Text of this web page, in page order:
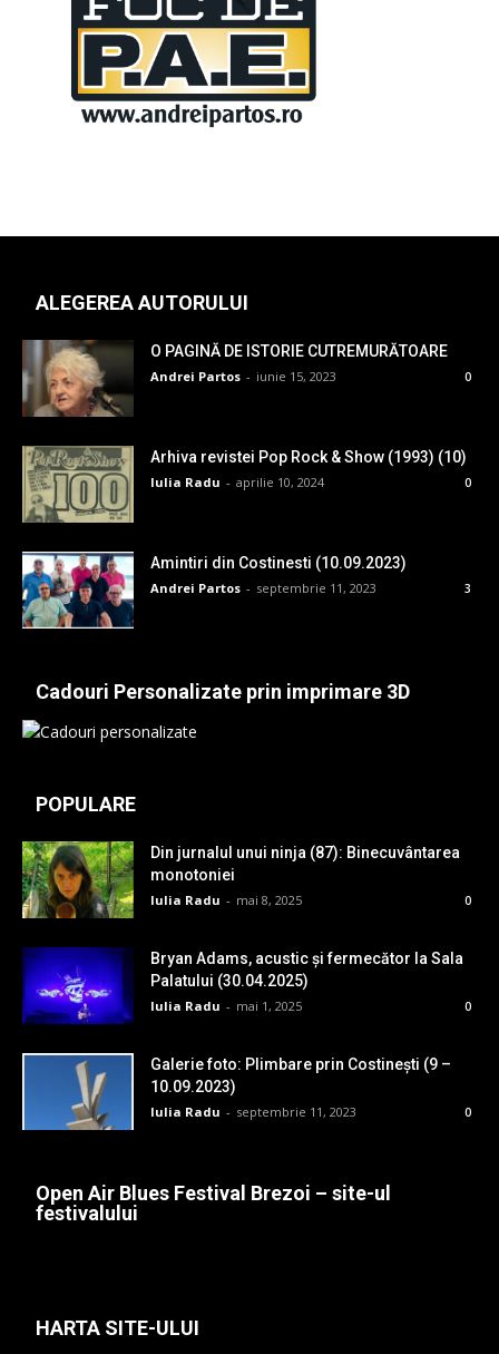
ALEGEREA AUTORULUI
O PAGINĂ DE ISTORIE CUTREMURĂTOARE
Andrei Partos - iunie 15, 2023 0
Arhiva revistei Pop Rock & Show (1993) (10)
Iulia Radu - aprilie 10, 2024 0
Amintiri din Costinesti (10.09.2023)
Andrei Partos - septembrie 11, 2023 3
Cadouri Personalizate prin imprimare 3D
POPULARE
Din jurnalul unui ninja (87): Binecuvântarea
monotoniei
Iulia Radu - mai 8, 2025 0
Bryan Adams, acustic și fermecător la Sala
Palatului (30.04.2025)
Iulia Radu - mai 1, 2025 0
Galerie foto: Plimbare prin Costinești (9 –
10.09.2023)
Iulia Radu - septembrie 11, 2023 0
Open Air Blues Festival Brezoi – site-ul
festivalului
HARTA SITE-ULUI